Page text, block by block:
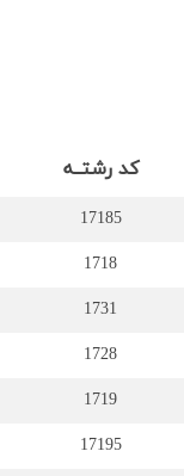
کد رشتــه
17185
1718
1731
1728
1719
17195